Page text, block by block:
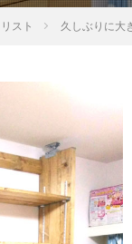
スト 久しぶりに大